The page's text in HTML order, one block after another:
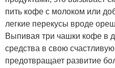
пить кофе с молоком или
легкие перекусы вроде
Выпивая три чашки кофе в
средства в свою
предотвращает развитие